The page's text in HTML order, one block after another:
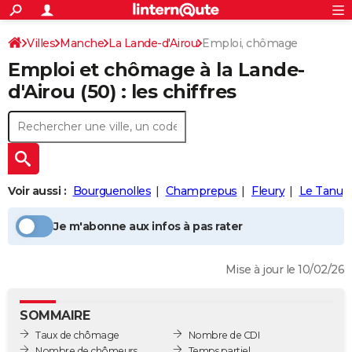
ACTUALITÉS
Politique
Société
Faits Divers
Education
Monde
Villes
+
SPORT
Coupe du monde 2026
Football
Tennis
Cyclisme
Rugby
Forum
CULTURE
Programme TV
TNT
Streaming
Cinéma
Sorties cinéma
Musique
+
FINANCE
Retraite
Impôts
Epargne
Immobilier
Risques naturels par ville
Banque
Assurance
Crédit
AUTO
Essais
Réserver un essai
Citadines
Berlines
SUV
Forum auto
+
HIGH-TECH
Mobiles
Meilleur smartphone
Internet
Ordinateurs
Jeux vidéo
Guide high-tech
+
BRICOLAGE
Forum
Aménagement intérieur
Extérieur
Cuisine
Salle de bains
Jardinage
Rangement
WEEK-END
Art de vivre
Bien-être
Loisirs
Mode
Modes de vie
SANTE
Alimentation
Guide de la santé
Maladies
Médicaments
Sommeil
VOYAGE
Rechercher
S'inscrire
Connexion
Villes Manche La Lande-d'Airou Emploi, chômage
Emploi et chômage à la Lande-
d'Airou (50) : les chiffres
Voir aussi : Bourguenolles Champrepus Fleury Le Tanu
Je m'abonne aux infos à pas rater
Mise à jour le 10/02/26
SOMMAIRE
Taux de chômage
Nombre de CDI